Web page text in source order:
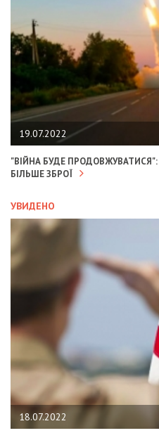
19.07.2022
"ВІЙНА БУДЕ ПРОДОВЖУВАТИСЯ":
БІЛЬШЕ ЗБРОЇ
УВИДЕНО
18.07.2022